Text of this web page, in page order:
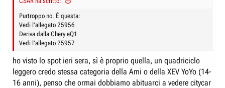
Purtroppo no. È questa:
Vedi l'allegato 25956
Deriva dalla Chery eQ1
Vedi l'allegato 25957
ho visto lo spot ieri sera, sì è proprio quella, un quadriciclo
leggero credo stessa categoria della Ami o della XEV YoYo (14-
16 anni), penso che ormai dobbiamo abituarci a vedere citycar